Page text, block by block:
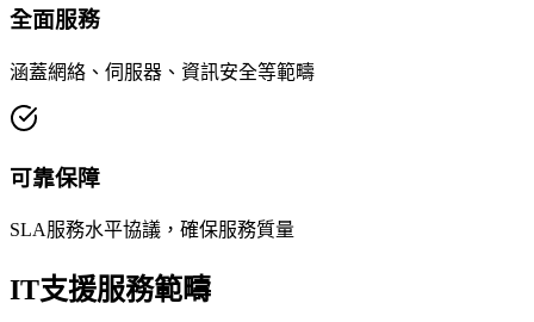
全面服務
涵蓋網絡、伺服器、資訊安全等範疇
可靠保障
SLA服務水平協議，確保服務質量
IT支援服務範疇